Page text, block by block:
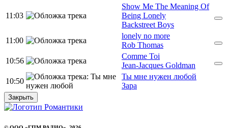
11:03
Show Me The Meaning Of
Being Lonely
Backstreet Boys
11:00
lonely no more
Rob Thomas
10:56
Comme Toi
Jean-Jacques Goldman
10:50
Ты мне нужен любой
Зара
Закрыть